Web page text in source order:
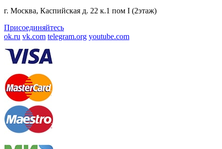
г. Москва, Каспийская д. 22 к.1 пом I (2этаж)
Присоединяйтесь
ok.ru vk.com telegram.org youtube.com